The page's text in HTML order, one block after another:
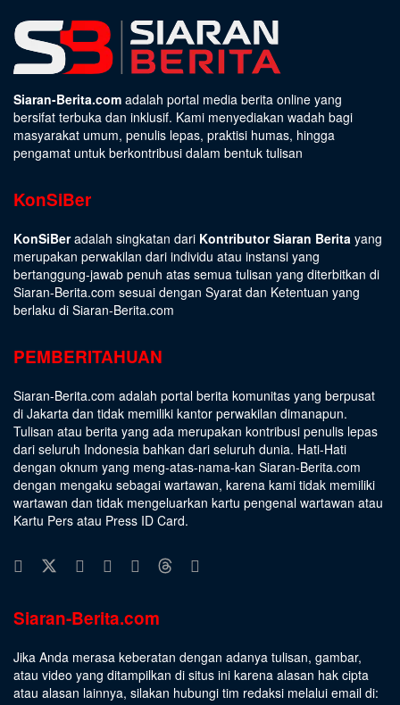
Siaran-Berita.com adalah portal media berita online yang
bersifat terbuka dan inklusif. Kami menyediakan wadah bagi
masyarakat umum, penulis lepas, praktisi humas, hingga
pengamat untuk berkontribusi dalam bentuk tulisan
KonSiBer
KonSiBeradalah singkatan dari Kontributor Siaran Berita yang
merupakan perwakilan dari individu atau instansi yang
bertanggung-jawab penuh atas semua tulisan yang diterbitkan di
Siaran-Berita.com sesuai dengan Syarat dan Ketentuan yang
berlaku di Siaran-Berita.com
PEMBERITAHUAN
Siaran-Berita.com adalah portal berita komunitas yang berpusat
di Jakarta dan tidak memiliki kantor perwakilan dimanapun.
Tulisan atau berita yang ada merupakan kontribusi penulis lepas
dari seluruh Indonesia bahkan dari seluruh dunia. Hati-Hati
dengan oknum yang meng-atas-nama-kan Siaran-Berita.com
dengan mengaku sebagai wartawan, karena kami tidak memiliki
wartawan dan tidak mengeluarkan kartu pengenal wartawan atau
Kartu Pers atau Press ID Card.
Siaran-Berita.com
Jika Anda merasa keberatan dengan adanya tulisan, gambar,
atau video yang ditampilkan di situs ini karena alasan hak cipta
atau alasan lainnya, silakan hubungi tim redaksi melalui email di: